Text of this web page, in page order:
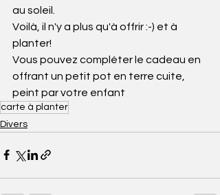
au soleil.
Voilà, il n'y a plus qu'à offrir :-) et à
planter!
Vous pouvez compléter le cadeau en
offrant un petit pot en terre cuite,
peint par votre enfant
carte à planter
Divers